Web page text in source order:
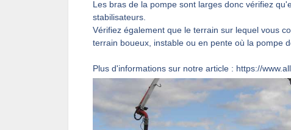
Les bras de la pompe sont larges donc vérifiez
stabilisateurs.
Vérifiez également que le terrain sur lequel vous
terrain boueux, instable ou en pente où la pompe
Plus d'informations sur notre article : https://